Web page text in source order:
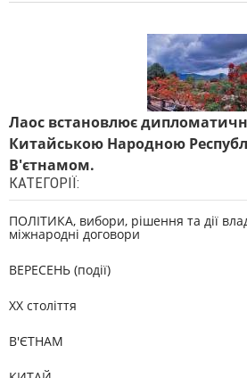
Лаос встановлює
Китайською Народною
В'єтнамом.
КАТЕГОРІЇ:
ПОЛІТИКА, вибори, рішення та дії
міжнародні договори
ВЕРЕСЕНЬ (події)
XX століття
В'ЄТНАМ